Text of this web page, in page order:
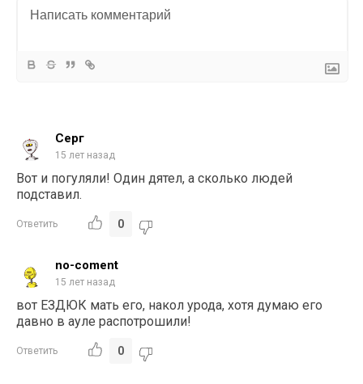
Серг
15 лет назад
Вот и погуляли! Один дятел, а сколько людей
подставил.
Ответить 0
no-coment
15 лет назад
вот ЕЗДЮК мать его, накол урода, хотя думаю его
давно в ауле распотрошили!
Ответить 0